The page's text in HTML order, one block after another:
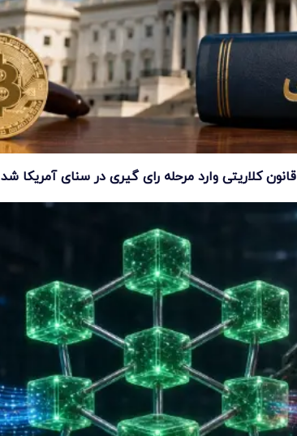
قانون کلاریتی وارد مرحله رای گیری در سنای آمریکا شد